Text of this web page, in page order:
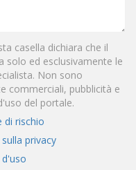
casella dichiara che il
solo ed esclusivamente le
Non sono
commerciali, pubblicità e
del portale.
di rischio
privacy